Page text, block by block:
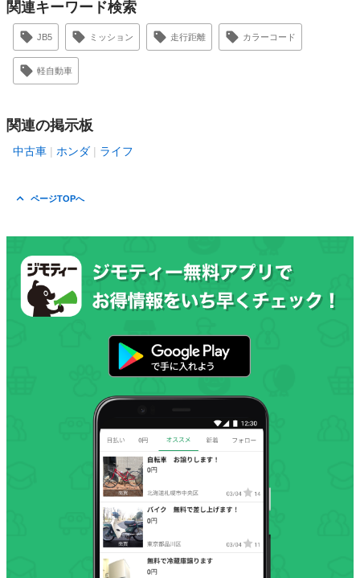
関連キーワード検索
JB5 ミッション 走行距離 カラーコード
軽自動車
関連の掲示板
中古車 ホンダ ライフ
ページTOPへ